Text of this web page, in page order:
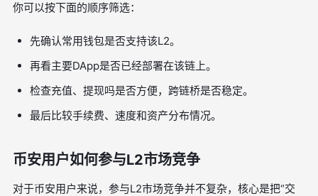
你可以按下面的顺序筛选：
先确认常用钱包是否支持该L2。
再看主要DApp是否已经部署在该链上。
检查充值、提现吗是否方便，跨链桥是否稳定。
最后比较手续费、速度和资产分布情况。
币安用户如何参与L2市场竞争
对于币安用户来说，参与L2市场竞争并不复杂，核心是把“交